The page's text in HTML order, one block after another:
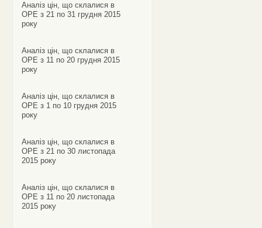
Аналіз цін, що склалися в
ОРЕ з 21 по 31 грудня 2015
року
Аналіз цін, що склалися в
ОРЕ з 11 по 20 грудня 2015
року
Аналіз цін, що склалися в
ОРЕ з 1 по 10 грудня 2015
року
Аналіз цін, що склалися в
ОРЕ з 21 по 30 листопада
2015 року
Аналіз цін, що склалися в
ОРЕ з 11 по 20 листопада
2015 року